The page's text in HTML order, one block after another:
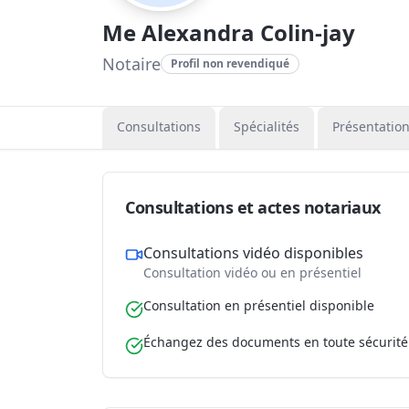
Me Alexandra Colin-jay
Notaire Profil non revendiqué
Consultations Spécialités Présentation
Consultations et actes notariaux
Consultations vidéo disponibles
Consultation vidéo ou en présentiel
Consultation en présentiel disponible
Échangez des documents en toute sécurité